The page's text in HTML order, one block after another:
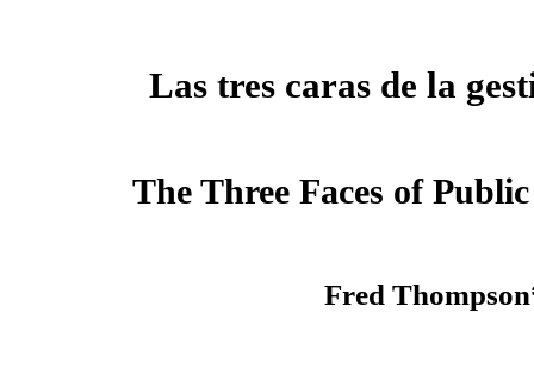
Las tres caras de la
The Three Faces of
Fred